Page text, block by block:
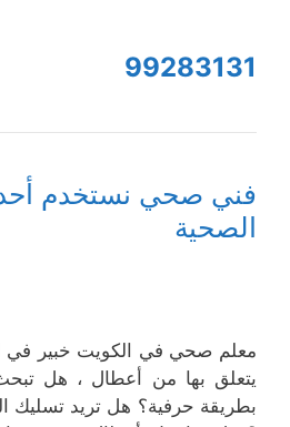
99283131
فني صحي نستخدم
الصحية
معلم صحي في الكويت خبير في
يتعلق بها من أعطال ، هل
بطريقة حرفية؟ هل تريد تسليك